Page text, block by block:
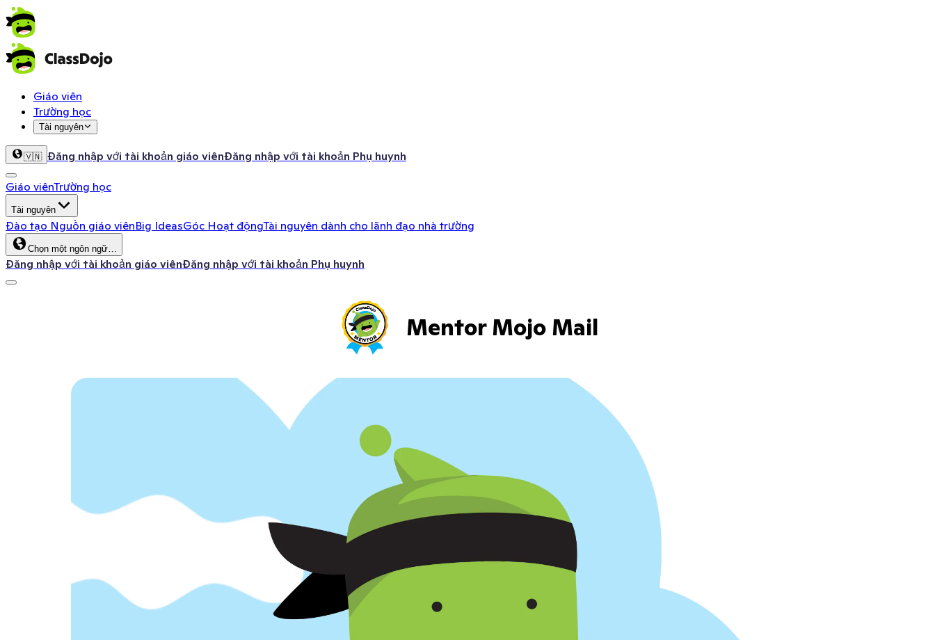
Giáo viên
Trường học
Tài nguyên
🇻🇳 Đăng nhập với tài khoản giáo viênĐăng nhập với tài khoản Phụ huynh
Giáo viênTrường học
Tài nguyên
Đào tạo Nguồn giáo viênBig IdeasGóc Hoạt độngTài nguyên dành cho lãnh đạo nhà trường
Chọn một ngôn ngữ…
Đăng nhập với tài khoản giáo viênĐăng nhập với tài khoản Phụ huynh
Mentor Mojo Mail